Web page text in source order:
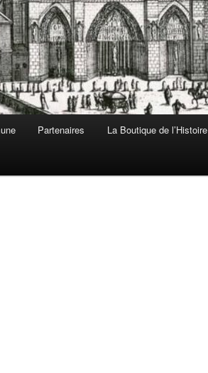
Partenaires La Boutique de l’Histoire